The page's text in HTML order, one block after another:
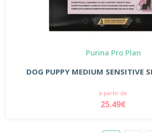
Purina Pro Plan
DOG PUPPY MEDIUM SENSITIVE
à partir de
25.49€